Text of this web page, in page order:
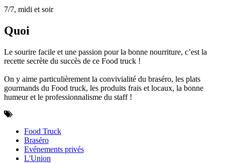
7/7, midi et soir
Quoi
Le sourire facile et une passion pour la bonne nourriture, c’est la
recette secrète du succès de ce Food truck !
On y aime particulièrement la convivialité du braséro, les plats
gourmands du Food truck, les produits frais et locaux, la bonne
humeur et le professionnalisme du staff !
Food Truck
Braséro
Evénements privés
L'Union